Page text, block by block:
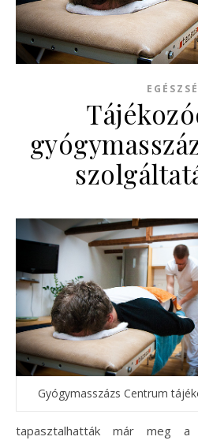
Gyógymasszázs Centrum
tapasztalhatták már meg a